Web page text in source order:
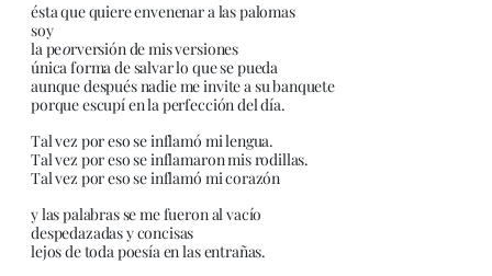
ésta que quiere envenenar a las palomas
soy
la peorversión de mis versiones
única forma de salvar lo que se pueda
aunque después nadie me invite a su banquete
porque escupí en la perfección del día.
Tal vez por eso se inflamó mi lengua.
Tal vez por eso se inflamaron mis rodillas.
Tal vez por eso se inflamó mi corazón
y las palabras se me fueron al vacío
despedazadas y concisas
lejos de toda poesía en las entrañas.